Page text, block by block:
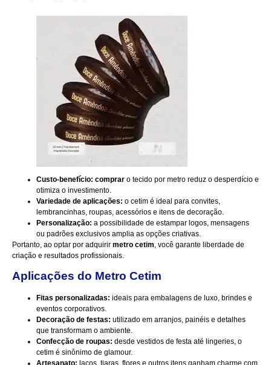
Custo-benefício: comprar o tecido por metro reduz o desperdício e
otimiza o investimento.
Variedade de aplicações: o cetim é ideal para convites,
lembrancinhas, roupas, acessórios e itens de decoração.
Personalização: a possibilidade de estampar logos, mensagens
ou padrões exclusivos amplia as opções criativas.
Portanto, ao optar por adquirir metro cetim, você garante liberdade de
criação e resultados profissionais.
Aplicações do Metro Cetim
Fitas personalizadas: ideais para embalagens de luxo, brindes e
eventos corporativos.
Decoração de festas: utilizado em arranjos, painéis e detalhes
que transformam o ambiente.
Confecção de roupas: desde vestidos de festa até lingeries, o
cetim é sinônimo de glamour.